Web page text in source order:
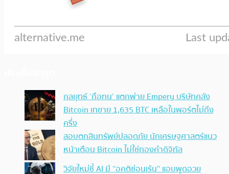
กลยุทธ์ ‘ถือทน’ แตกพ่าย Empery บริษัทคลัง
Bitcoin เทขาย 1,635 BTC เหลือในพอร์ตไม่ถึง
ครึ่ง
สอบตกสินทรัพย์ปลอดภัย นักเศรษฐศาสตร์แนว
หน้าเตือน Bitcoin ไม่ใช่ทองคำดิจิทัล
วิจัยใหม่ชี้ AI มี “อคติซ่อนเร้น” แอบพูดอวย